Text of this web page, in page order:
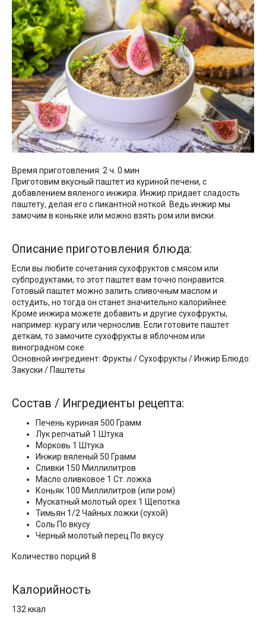
Время приготовления: 2 ч. 0 мин
Приготовим вкусный паштет из куриной печени, с
добавлением вяленого инжира. Инжир придает сладость
паштету, делая его с пикантной ноткой. Ведь инжир мы
замочим в коньяке или можно взять ром или виски.
Описание приготовления блюда:
Если вы любите сочетания сухофруктов с мясом или
субпродуктами, то этот паштет вам точно понравится.
Готовый паштет можно залить сливочным маслом и
остудить, но тогда он станет значительно калорийнее.
Кроме инжира можете добавить и другие сухофрукты,
например: курагу или чернослив. Если готовите паштет
деткам, то замочите сухофрукты в яблочном или
виноградном соке.
Основной ингредиент: Фрукты / Сухофрукты / Инжир Блюдо:
Закуски / Паштеты
Состав / Ингредиенты рецепта:
Печень куриная 500 Грамм
Лук репчатый 1 Штука
Морковь 1 Штука
Инжир вяленый 50 Грамм
Сливки 150 Миллилитров
Масло оливковое 1 Ст. ложка
Коньяк 100 Миллилитров (или ром)
Мускатный молотый орех 1 Щепотка
Тимьян 1/2 Чайных ложки (сухой)
Соль По вкусу
Черный молотый перец По вкусу
Количество порций 8
Калорийность
132 ккал